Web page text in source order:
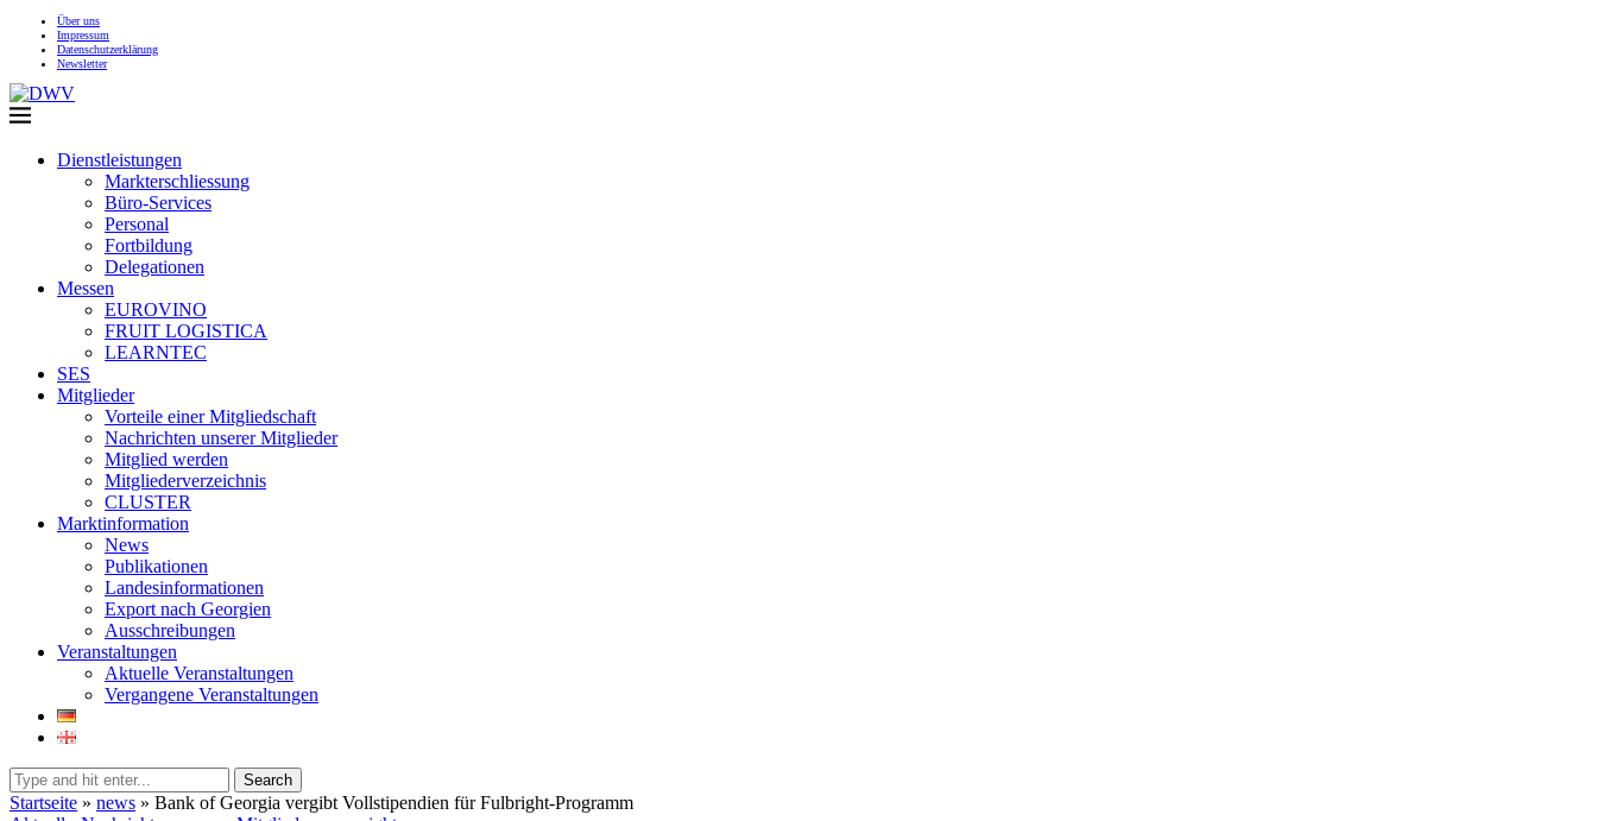
Über uns
Impressum
Datenschutzerklärung
Newsletter
Dienstleistungen
Markterschliessung
Büro-Services
Personal
Fortbildung
Delegationen
Messen
EUROVINO
FRUIT LOGISTICA
LEARNTEC
SES
Mitglieder
Vorteile einer Mitgliedschaft
Nachrichten unserer Mitglieder
Mitglied werden
Mitgliederverzeichnis
CLUSTER
Marktinformation
News
Publikationen
Landesinformationen
Export nach Georgien
Ausschreibungen
Veranstaltungen
Aktuelle Veranstaltungen
Vergangene Veranstaltungen
Search
Startseite » news » Bank of Georgia vergibt Vollstipendien für Fulbright-Programm